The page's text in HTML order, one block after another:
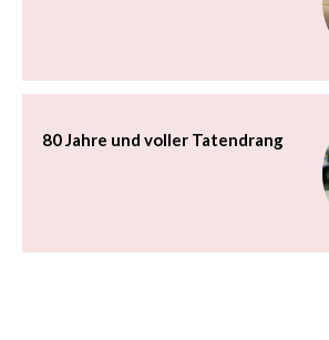
80 Jahre und voller Tatendrang